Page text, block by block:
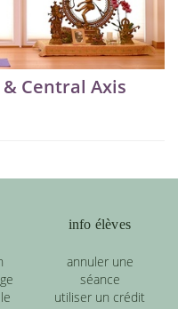
Central Axis
info élèves
annuler une
séance
utiliser un crédit